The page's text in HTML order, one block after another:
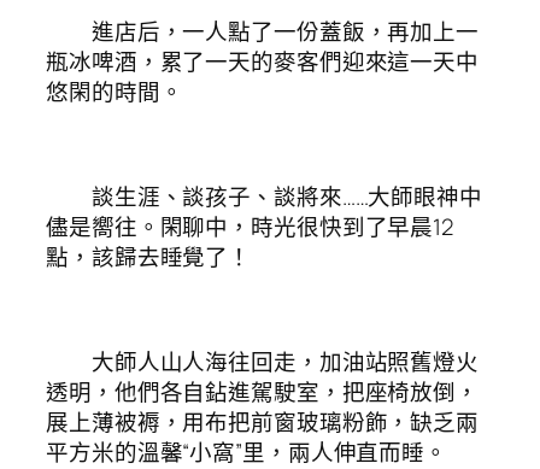
進店后，一人點了一份蓋飯，再加上一
瓶冰啤酒，累了一天的麥客們迎來這一天中
悠閑的時間。
談生涯、談孩子、談將來……大師眼神中
儘是嚮往。閑聊中，時光很快到了早晨12
點，該歸去睡覺了！
大師人山人海往回走，加油站照舊燈火
透明，他們各自鉆進駕駛室，把座椅放倒，
展上薄被褥，用布把前窗玻璃粉飾，缺乏兩
平方米的溫馨“小窩”里，兩人伸直而睡。